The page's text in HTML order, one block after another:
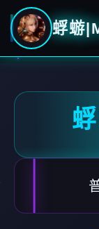
蜉蝣